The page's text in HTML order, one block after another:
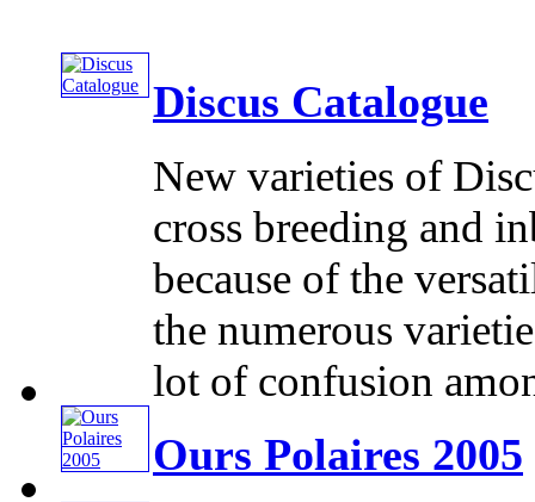
Discus Catalogue
New varieties of
cross breeding and
because of the
the numerous
lot of confusion
Ours Polaires 2005